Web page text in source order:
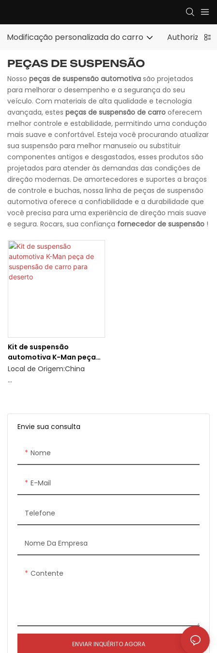
Modificação personalizada do carro Authorized
PEÇAS DE SUSPENSÃO
Nosso peças de suspensão automotiva são projetados
para melhorar o desempenho e a segurança do seu
veículo. Com materiais de alta qualidade e tecnologia
avançada, estes peças de suspensão de carro oferecem
melhor controle e estabilidade, permitindo uma condução
mais suave e confortável. Esteja você procurando atualizar
sua suspensão para melhor manuseio ou substituir
componentes antigos e desgastados, esses produtos são
projetados para atender às demandas das condições de
direção modernas. De amortecedores e suportes a braços
de controle e buchas, nossa linha de peças de suspensão
automotiva oferece a confiabilidade e a durabilidade que
você precisa para uma experiência de direção mais suave
e segura. Rocars, sua confiança fornecedor de suspensão !
Envie sua consulta
Nome
E-Mail
Telefone
Nome Da Empresa
Contente
ENVIAR INQUÉRITO AGORA
Kit de suspensão
automotiva K-Man peça
de suspensão de carro
Local de Origem:China
Ciência dos Materiais:
Individual
Prazo de entrega:
Mercadorias em estoque
modo de transação:
transferência bancária, T/T,